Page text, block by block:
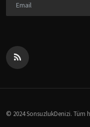
© 2024 SonsuzlukDenizi. Tüm